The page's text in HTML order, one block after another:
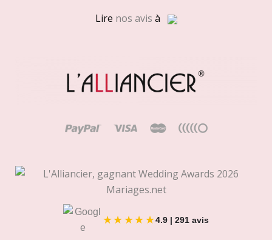
Lire nos avis à
★★★★★4.9 | 291 avis